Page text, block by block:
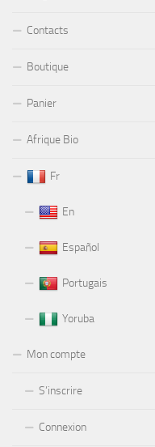
Contacts
Boutique
Panier
Afrique Bio
Fr
En
Español
Portugais
Yoruba
Mon compte
S’inscrire
Connexion